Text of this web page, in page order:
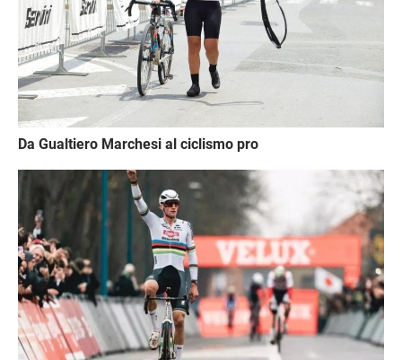
Da Gualtiero Marchesi al ciclismo pro